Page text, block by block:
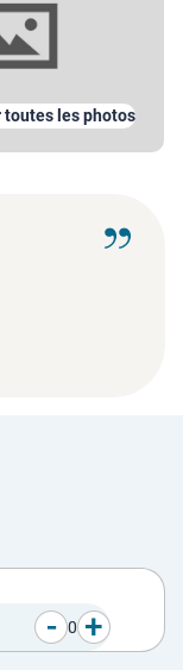
toutes les photos
- 0 +